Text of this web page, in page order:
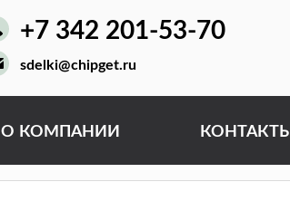
+7 342 201-53-70
sdelki@chipget.ru
О КОМПАНИИ КОНТАКТЫ